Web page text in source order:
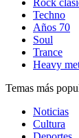
Rock
Techno
Años 70
Soul
Trance
Heavy
Temas más
Noticias
Cultura